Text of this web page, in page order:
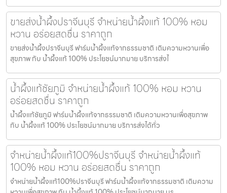
ขายส่งน้ำผึ้งปราจีนบุรี จำหน่ายน้ำผึ้งแท้ 100% หอม
หวาน อร่อยสดชื่น ราคาถูก
ขายส่งน้ำผึ้งปราจีนบุรี ฟาร์มน้ำผึ้งแท้จากธรรมชาติ เติมความหวานเพื่อ
สุขภาพ กับ น้ำผึ้งแท้ 100% ประโยชน์มากมาย บริการส่งไ
น้ำผึ้งแท้ชัยภูมิ จำหน่ายน้ำผึ้งแท้ 100% หอม หวาน
อร่อยสดชื่น ราคาถูก
น้ำผึ้งแท้ชัยภูมิ ฟาร์มน้ำผึ้งแท้จากธรรมชาติ เติมความหวานเพื่อสุขภาพ
กับ น้ำผึ้งแท้ 100% ประโยชน์มากมาย บริการส่งได้ทั่ว
จำหน่ายน้ำผึ้งแท้100%ปราจีนบุรี จำหน่ายน้ำผึ้งแท้
100% หอม หวาน อร่อยสดชื่น ราคาถูก
จำหน่ายน้ำผึ้งแท้100%ปราจีนบุรี ฟาร์มน้ำผึ้งแท้จากธรรมชาติ เติมความ